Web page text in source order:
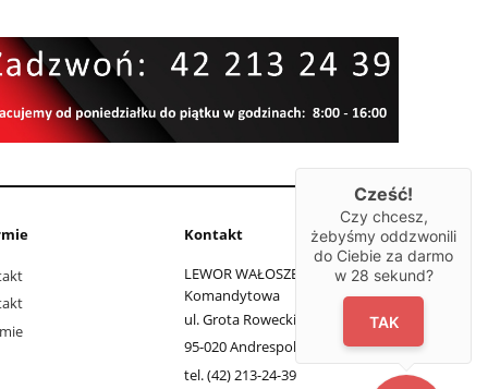
Kontakt
LEWOR WAŁOSZEK Spółka
Komandytowa
ul. Grota Roweckiego 11
95-020 Andrespol, łódzkie
tel. (42) 213-24-39
Cześć!
Czy chcesz,
żebyśmy oddzwonili
do Ciebie za darmo
w 28 sekund?
TAK